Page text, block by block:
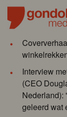
Interview
(CEO
Nederland):
geleerd wat